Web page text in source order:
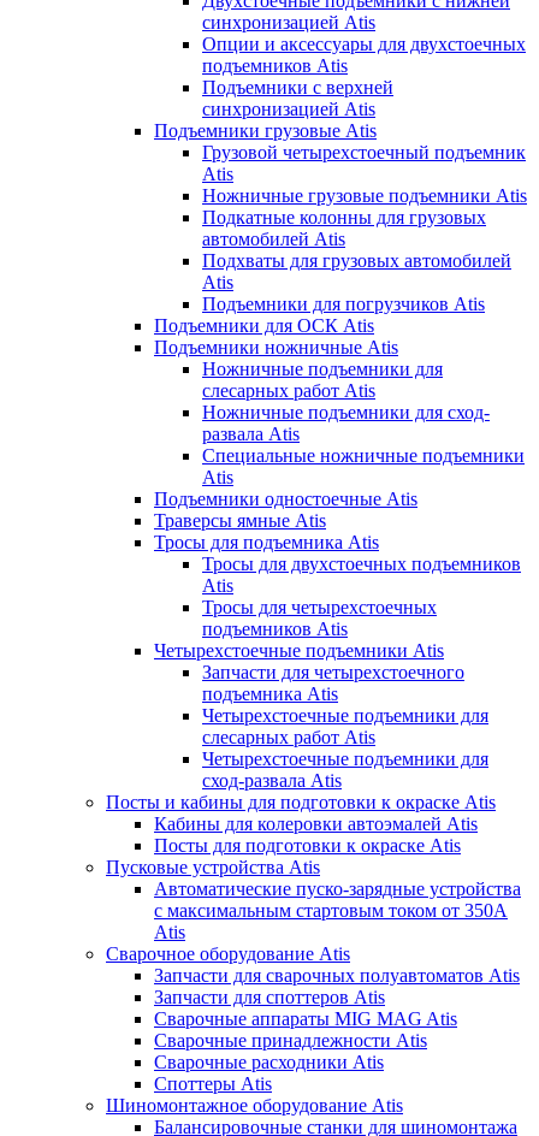
синхронизацией Atis
Опции и аксессуары для двухстоечных
подъемников Atis
Подъемники с верхней
синхронизацией Atis
Подъемники грузовые Atis
Грузовой четырехстоечный подъемник
Atis
Ножничные грузовые подъемники Atis
Подкатные колонны для грузовых
автомобилей Atis
Подхваты для грузовых автомобилей
Atis
Подъемники для погрузчиков Atis
Подъемники для ОСК Atis
Подъемники ножничные Atis
Ножничные подъемники для
слесарных работ Atis
Ножничные подъемники для сход-
развала Atis
Специальные ножничные подъемники
Atis
Подъемники одностоечные Atis
Траверсы ямные Atis
Тросы для подъемника Atis
Тросы для двухстоечных подъемников
Atis
Тросы для четырехстоечных
подъемников Atis
Четырехстоечные подъемники Atis
Запчасти для четырехстоечного
подъемника Atis
Четырехстоечные подъемники для
слесарных работ Atis
Четырехстоечные подъемники для
сход-развала Atis
Посты и кабины для подготовки к окраске Atis
Кабины для колеровки автоэмалей Atis
Посты для подготовки к окраске Atis
Пусковые устройства Atis
Автоматические пуско-зарядные устройства
с максимальным стартовым током от 350А
Atis
Сварочное оборудование Atis
Запчасти для сварочных полуавтоматов Atis
Запчасти для споттеров Atis
Сварочные аппараты MIG MAG Atis
Сварочные принадлежности Atis
Сварочные расходники Atis
Споттеры Atis
Шиномонтажное оборудование Atis
Балансировочные станки для шиномонтажа